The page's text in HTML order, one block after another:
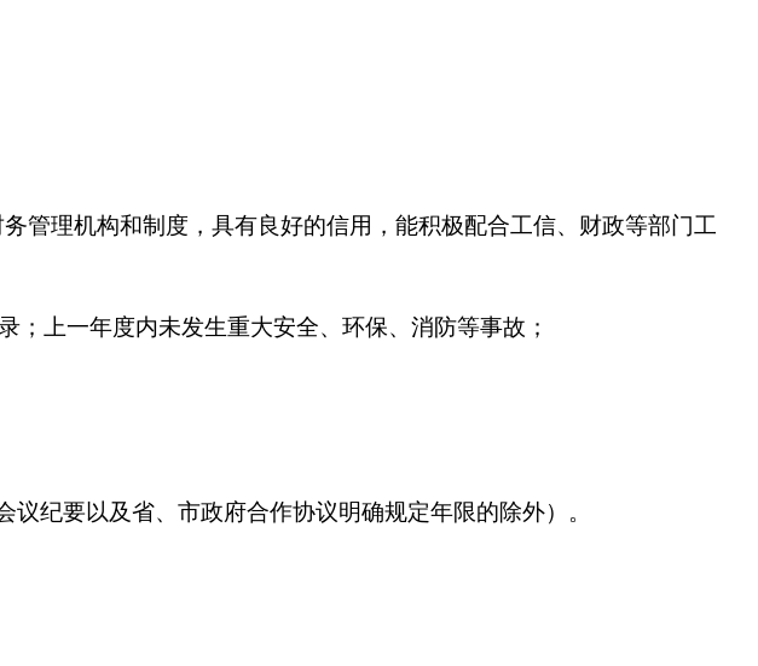
管理机构和制度，具有良好的信用，能积极配合工信、财政等部门工
；上一年度内未发生重大安全、环保、消防等事故；
纪要以及省、市政府合作协议明确规定年限的除外）。